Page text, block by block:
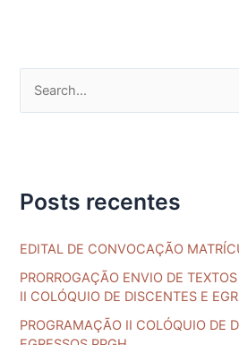
HISTÓRIA
GRADUAÇÃO
HISTÓRIA
(PPGH)
–
2023
u
s
a
r
p
Posts recentes
EDITAL DE CONVOCAÇÃO
PRORROGAÇÃO ENVIO DE
II COLÓQUIO DE DISCENTES E
PROGRAMAÇÃO II COLÓQUIO DE